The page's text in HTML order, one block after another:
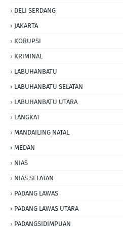
DELI SERDANG
JAKARTA
KORUPSI
KRIMINAL
LABUHANBATU
LABUHANBATU SELATAN
LABUHANBATU UTARA
LANGKAT
MANDAILING NATAL
MEDAN
NIAS
NIAS SELATAN
PADANG LAWAS
PADANG LAWAS UTARA
PADANGSIDIMPUAN